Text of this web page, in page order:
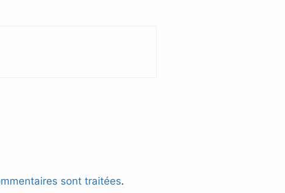
sont traitées.